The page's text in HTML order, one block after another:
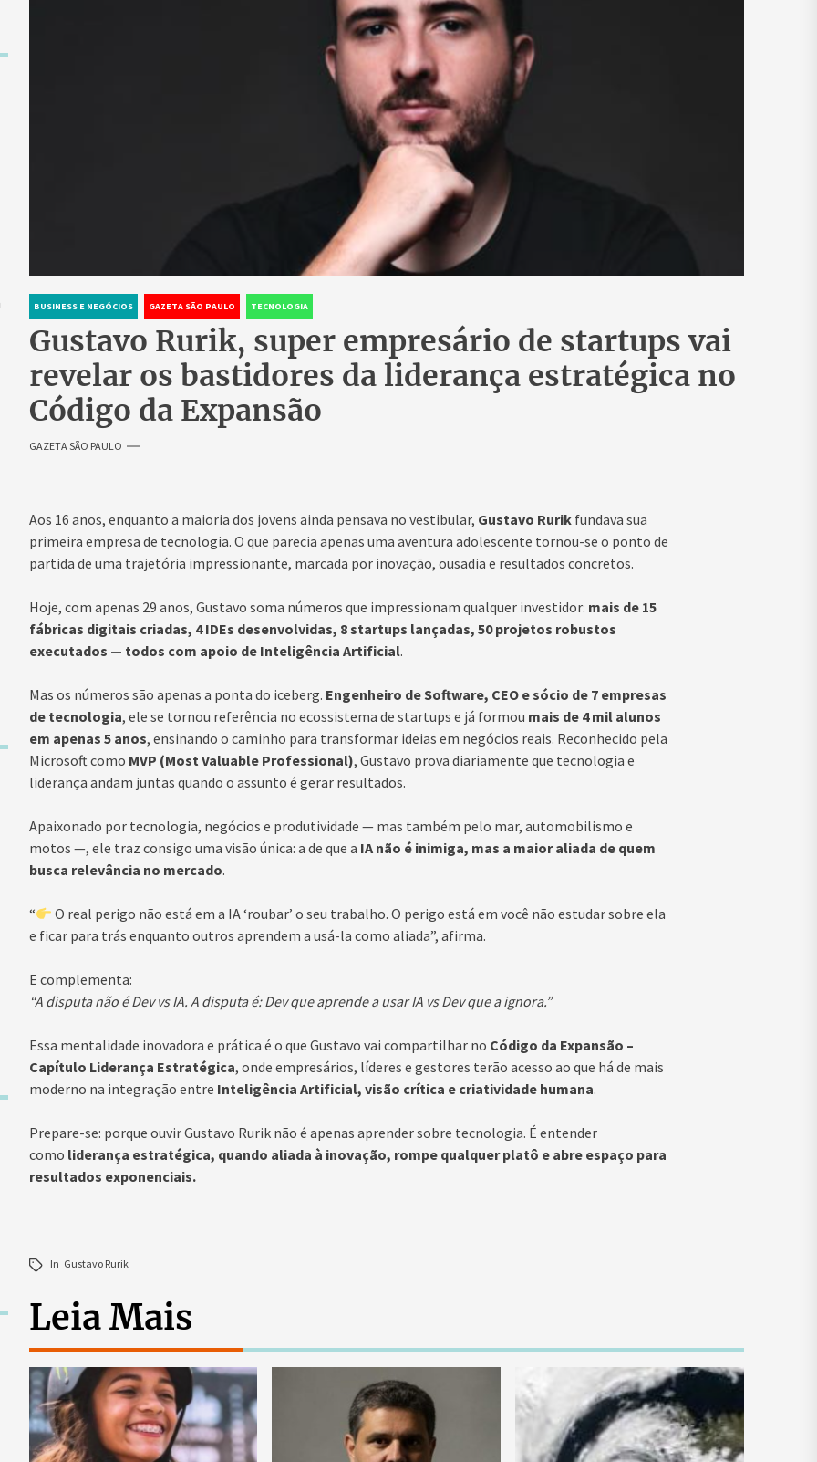
BUSINESS E NEGÓCIOS GAZETA SÃO PAULO TECNOLOGIA
Gustavo Rurik, super empresário de startups vai
revelar os bastidores da liderança estratégica no
Código da Expansão
GAZETA SÃO PAULO
Aos 16 anos, enquanto a maioria dos jovens ainda pensava no vestibular, Gustavo Rurikfundava sua
primeira empresa de tecnologia. O que parecia apenas uma aventura adolescente tornou-se o ponto de
partida de uma trajetória impressionante, marcada por inovação, ousadia e resultados concretos.
Hoje, com apenas 29 anos, Gustavo soma números que impressionam qualquer investidor: mais de 15
fábricas digitais criadas, 4 IDEs desenvolvidas, 8 startups lançadas, 50 projetos robustos
executados — todos com apoio de Inteligência Artificial.
Mas os números são apenas a ponta do iceberg. Engenheiro de Software, CEO e sócio de 7 empresas
de tecnologia, ele se tornou referência no ecossistema de startups e já formou mais de 4 mil alunos
em apenas 5 anos, ensinando o caminho para transformar ideias em negócios reais. Reconhecido pela
Microsoft como MVP (Most Valuable Professional), Gustavo prova diariamente que tecnologia e
liderança andam juntas quando o assunto é gerar resultados.
Apaixonado por tecnologia, negócios e produtividade — mas também pelo mar, automobilismo e
motos —, ele traz consigo uma visão única: a de que a IA não é inimiga, mas a maior aliada de quem
busca relevância no mercado.
“
O real perigo não está em a IA ‘roubar’ o seu trabalho. O perigo está em você não estudar sobre ela
e ficar para trás enquanto outros aprendem a usá-la como aliada”, afirma.
E complementa:
“A disputa não é Dev vs IA. A disputa é: Dev que aprende a usar IA vs Dev que a ignora.”
Essa mentalidade inovadora e prática é o que Gustavo vai compartilhar no Código da Expansão –
Capítulo Liderança Estratégica, onde empresários, líderes e gestores terão acesso ao que há de mais
moderno na integração entre Inteligência Artificial, visão crítica e criatividade humana.
Prepare-se: porque ouvir Gustavo Rurik não é apenas aprender sobre tecnologia. É entender
como liderança estratégica, quando aliada à inovação, rompe qualquer platô e abre espaço para
resultados exponenciais.
In Gustavo Rurik
Leia Mais